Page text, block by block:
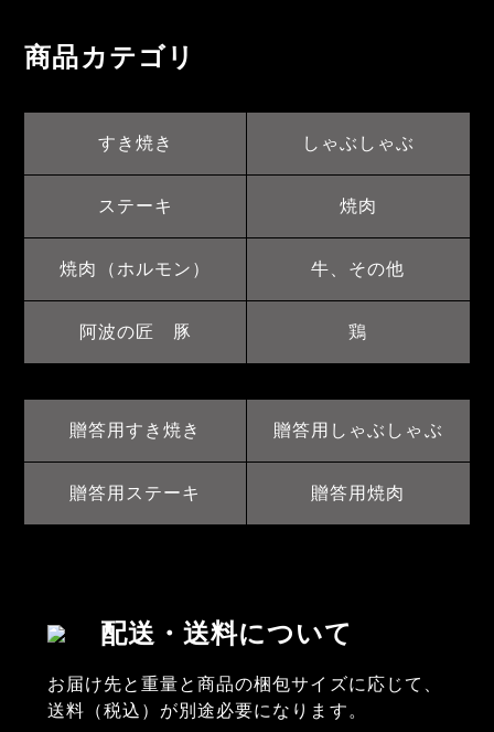
商品カテゴリ
すき焼き しゃぶしゃぶ
ステーキ 焼肉
焼肉（ホルモン） 牛、その他
阿波の匠 豚 鶏
贈答用すき焼き 贈答用しゃぶしゃぶ
贈答用ステーキ 贈答用焼肉
配送・送料について
お届け先と重量と商品の梱包サイズに応じて、
送料（税込）が別途必要になります。